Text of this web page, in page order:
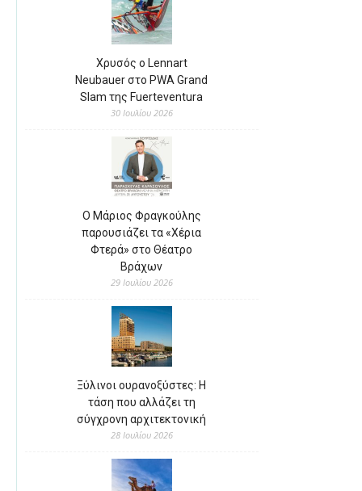
Χρυσός ο Lennart
Neubauer στο PWA Grand
Slam της Fuerteventura
30 Ιουλίου 2026
Ο Μάριος Φραγκούλης
παρουσιάζει τα «Χέρια
Φτερά» στο Θέατρο
Βράχων
29 Ιουλίου 2026
Ξύλινοι ουρανοξύστες: Η
τάση που αλλάζει τη
σύγχρονη αρχιτεκτονική
28 Ιουλίου 2026